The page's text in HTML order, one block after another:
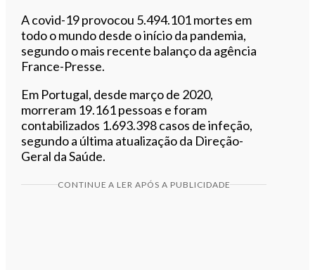
A covid-19 provocou 5.494.101 mortes em
todo o mundo desde o início da pandemia,
segundo o mais recente balanço da agência
France-Presse.
Em Portugal, desde março de 2020,
morreram 19.161 pessoas e foram
contabilizados 1.693.398 casos de infeção,
segundo a última atualização da Direção-
Geral da Saúde.
CONTINUE A LER APÓS A PUBLICIDADE